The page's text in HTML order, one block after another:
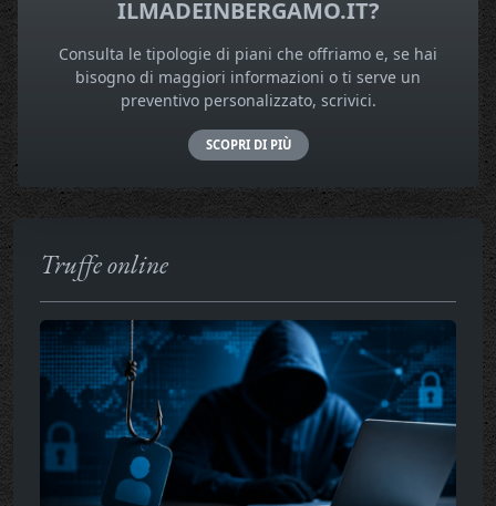
ILMADEINBERGAMO.IT?
Consulta le tipologie di piani che offriamo e, se hai
bisogno di maggiori informazioni o ti serve un
preventivo personalizzato, scrivici.
SCOPRI DI PIÙ
Truffe online